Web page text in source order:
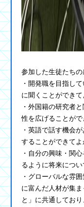
参加した生徒たちの
・開発職を目指し
に聞くことができ
・外国籍の研究者
性を広げることが
・英語で話す機会
することができてよ
・自分の興味・関
るように将来につ
・グローバルな雰
に富んだ人材が集
と」に共通してお